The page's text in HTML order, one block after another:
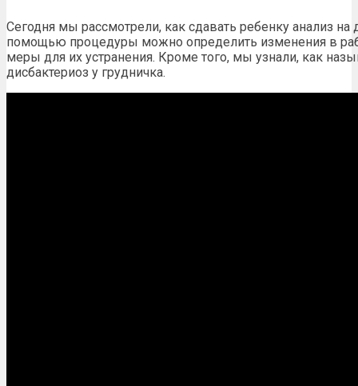
Сегодня мы рассмотрели, как сдавать ребенку анализ на
помощью процедуры можно определить изменения в
меры для их устранения. Кроме того, мы узнали, как
дисбактериоз у грудничка.